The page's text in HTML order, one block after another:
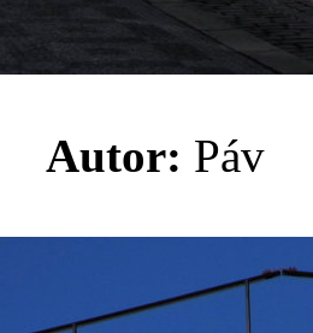
Autor: